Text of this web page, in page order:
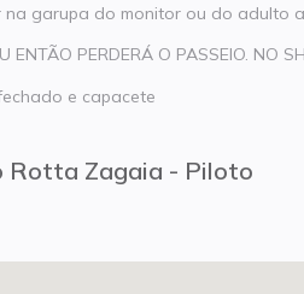
na garupa do monitor ou do adulto
ENTÃO PERDERÁ O PASSEIO. NO
e capacete
Rotta Zagaia - Piloto